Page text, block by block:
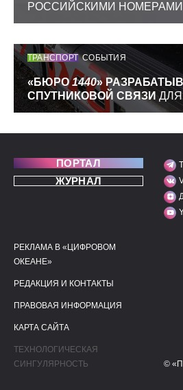
РОССИЙСКИМИ НОМЕРАМИ
ТРАНСПОРТ СОБЫТИЯ
«БЮРО1440»
СПУТНИКОВОЙ СВЯЗИ
ПОРТАЛ
ЖУРНАЛ
ПОЛЕЗНЫЕ ССЫЛКИ
РЕКЛАМА В «ЦИФРОВОМ
ОКЕАНЕ»
РЕДАКЦИЯ И КОНТАКТЫ
ПРАВОВАЯ ИНФОРМАЦИЯ
КАРТА САЙТА
ТЕХНОЛОГИЧЕСКАЯ
СИНГУЛЯРНОСТЬ
©